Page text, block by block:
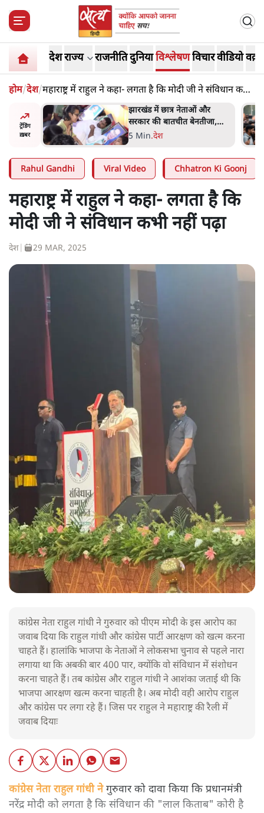
देशराज्य राजनीतिदुनियाविश्लेषणविचारवीडियो
होम/देश/महाराष्ट्र में राहुल ने कहा- लगता है कि मोदी जी ने संविधान कभी
नहीं पढ़ा
ट्रेंडिंग
ख़बर
' अंडों
सेनानी
झारखंड में छात्र नेताओं और
सरकार की बातचीत बेनतीजा,
आंदोलन जारी
5 Min.देश
Rahul Gandhi Viral Video Chhatron Ki Goonj
महाराष्ट्र में राहुल ने कहा- लगता है कि
मोदी जी ने संविधान कभी नहीं पढ़ा
देश 29 MAR, 2025
कांग्रेस नेता राहुल गांधी ने गुरुवार को पीएम मोदी के इस आरोप का
जवाब दिया कि राहुल गांधी और कांग्रेस पार्टी आरक्षण को खत्म करना
चाहते हैं। हालांकि भाजपा के नेताओं ने लोकसभा चुनाव से पहले नारा
लगाया था कि अबकी बार 400 पार, क्योंकि वो संविधान में संशोधन
करना चाहते हैं। तब कांग्रेस और राहुल गांधी ने आशंका जताई थी कि
भाजपा आरक्षण खत्म करना चाहती है। अब मोदी वही आरोप राहुल
और कांग्रेस पर लगा रहे हैं। जिस पर राहुल ने महाराष्ट्र की रैली में
जवाब दियाः
कांग्रेस नेता राहुल गांधी नेगुरुवार को दावा किया कि प्रधानमंत्री
नरेंद्र मोदी को लगता है कि संविधान की "लाल किताब" कोरी है